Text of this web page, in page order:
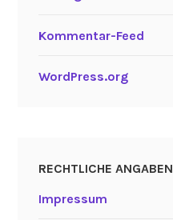
Kommentar-Feed
WordPress.org
RECHTLICHE ANGABEN
Impressum